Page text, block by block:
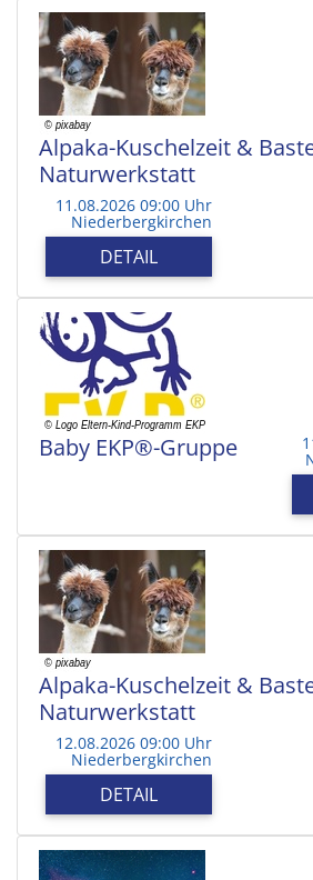
Alpaka-Kuschelzeit &
Naturwerkstatt
11.08.2026 09:00 Uhr
Niederbergkirchen
DETAIL
Baby EKP®-Gruppe
Alpaka-Kuschelzeit &
Naturwerkstatt
12.08.2026 09:00 Uhr
Niederbergkirchen
DETAIL